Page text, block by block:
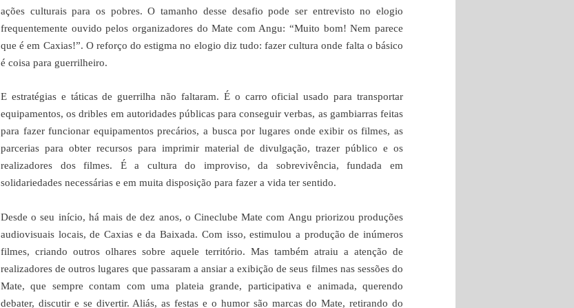
ações culturais para os pobres. O tamanho desse desafio pode ser entrevisto no elogio
frequentemente ouvido pelos organizadores do Mate com Angu: “Muito bom! Nem parece
que é em Caxias!”. O reforço do estigma no elogio diz tudo: fazer cultura onde falta o básico
é coisa para guerrilheiro.
E estratégias e táticas de guerrilha não faltaram. É o carro oficial usado para transportar
equipamentos, os dribles em autoridades públicas para conseguir verbas, as gambiarras feitas
para fazer funcionar equipamentos precários, a busca por lugares onde exibir os filmes, as
parcerias para obter recursos para imprimir material de divulgação, trazer público e os
realizadores dos filmes. É a cultura do improviso, da sobrevivência, fundada em
solidariedades necessárias e em muita disposição para fazer a vida ter sentido.
Desde o seu início, há mais de dez anos, o Cineclube Mate com Angu priorizou produções
audiovisuais locais, de Caxias e da Baixada. Com isso, estimulou a produção de inúmeros
filmes, criando outros olhares sobre aquele território. Mas também atraiu a atenção de
realizadores de outros lugares que passaram a ansiar a exibição de seus filmes nas sessões do
Mate, que sempre contam com uma plateia grande, participativa e animada, querendo
debater, discutir e se divertir. Aliás, as festas e o humor são marcas do Mate, retirando do